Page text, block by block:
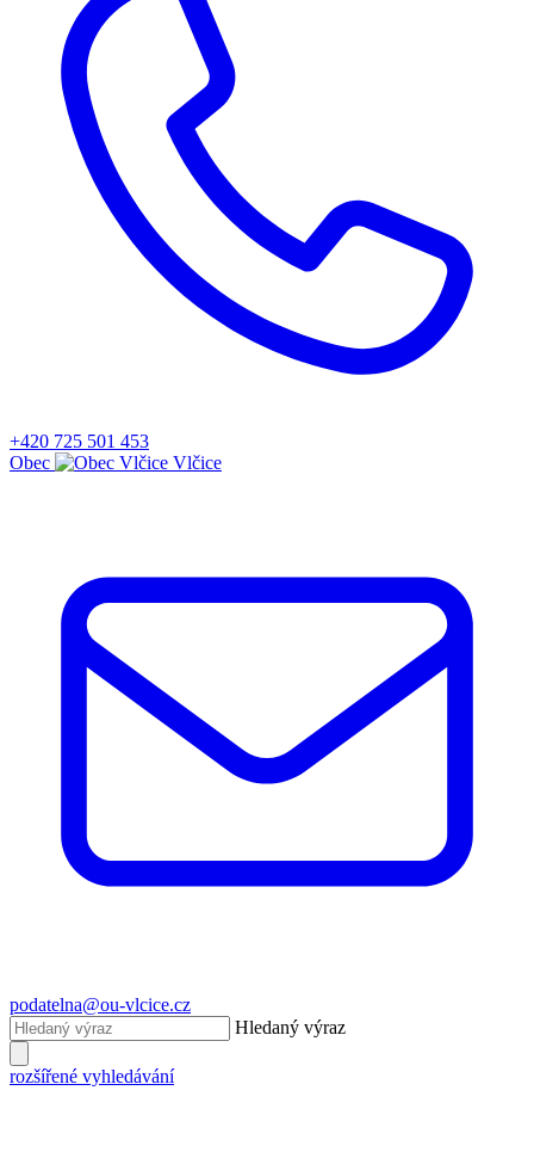
+420 725 501 453
Obec
Vlčice
podatelna@ou-vlcice.cz
Hledaný výraz
rozšířené vyhledávání